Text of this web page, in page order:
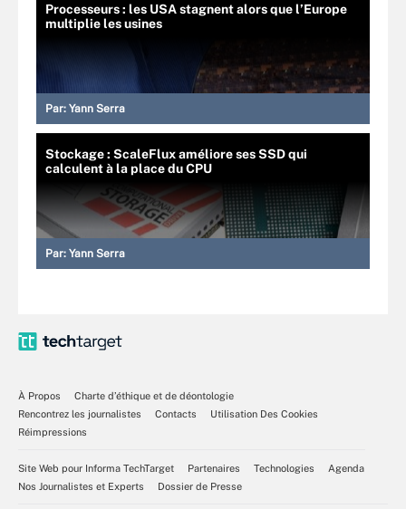
Processeurs : les USA stagnent alors que l’Europe
multiplie les usines
Par: Yann Serra
Stockage : ScaleFlux améliore ses SSD qui
calculent à la place du CPU
Par: Yann Serra
À Propos
Charte d’éthique et de déontologie
Rencontrez les journalistes
Contacts
Utilisation Des Cookies
Réimpressions
Site Web pour Informa TechTarget Partenaires Technologies
Agenda
Nos Journalistes et Experts
Dossier de Presse